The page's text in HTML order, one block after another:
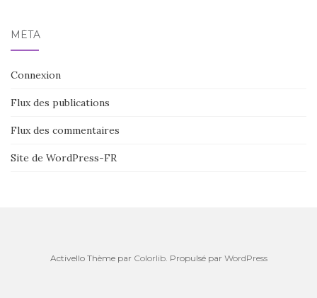
MÉTA
Connexion
Flux des publications
Flux des commentaires
Site de WordPress-FR
Activello Thème par Colorlib. Propulsé par WordPress